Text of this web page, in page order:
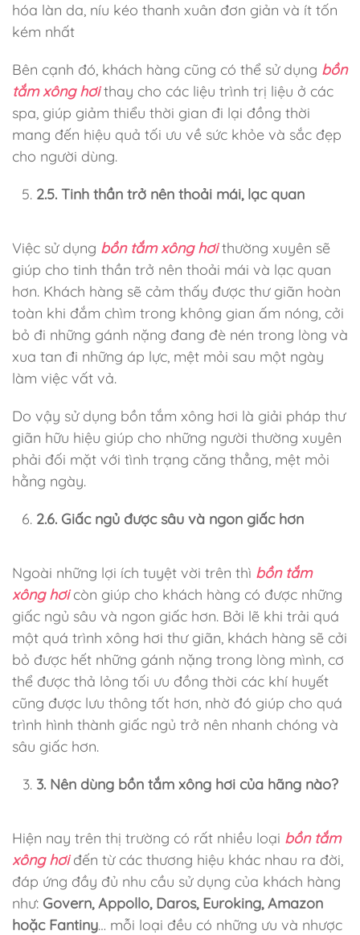
hóa làn da, níu kéo thanh xuân đơn giản và ít tốn
kém nhất
Bên cạnh đó, khách hàng cũng có thể sử dụng bồn
tắm xông hơithay cho các liệu trình trị liệu ở các
spa, giúp giảm thiểu thời gian đi lại đồng thời
mang đến hiệu quả tối ưu về sức khỏe và sắc đẹp
cho người dùng.
2.5. Tinh thần trở nên thoải mái, lạc quan
Việc sử dụng bồn tắm xông hơithường xuyên sẽ
giúp cho tinh thần trở nên thoải mái và lạc quan
hơn. Khách hàng sẽ cảm thấy được thư giãn hoàn
toàn khi đắm chìm trong không gian ấm nóng, cởi
bỏ đi những gánh nặng đang đè nén trong lòng và
xua tan đi những áp lực, mệt mỏi sau một ngày
làm việc vất vả.
Do vậy sử dụng bồn tắm xông hơi là giải pháp thư
giãn hữu hiệu giúp cho những người thường xuyên
phải đối mặt với tình trạng căng thẳng, mệt mỏi
hằng ngày.
2.6. Giấc ngủ được sâu và ngon giấc hơn
Ngoài những lợi ích tuyệt vời trên thì bồn tắm
xông hơicòn giúp cho khách hàng có được những
giấc ngủ sâu và ngon giấc hơn. Bởi lẽ khi trải quá
một quá trình xông hơi thư giãn, khách hàng sẽ cởi
bỏ được hết những gánh nặng trong lòng mình, cơ
thể được thả lỏng tối ưu đồng thời các khí huyết
cũng được lưu thông tốt hơn, nhờ đó giúp cho quá
trình hình thành giấc ngủ trở nên nhanh chóng và
sâu giấc hơn.
3. Nên dùng bồn tắm xông hơi của hãng nào?
Hiện nay trên thị trường có rất nhiều loại bồn tắm
xông hơiđến từ các thương hiệu khác nhau ra đời,
đáp ứng đầy đủ nhu cầu sử dụng của khách hàng
như: Govern, Appollo, Daros, Euroking, Amazon
hoặc Fantiny… mỗi loại đều có những ưu và nhược